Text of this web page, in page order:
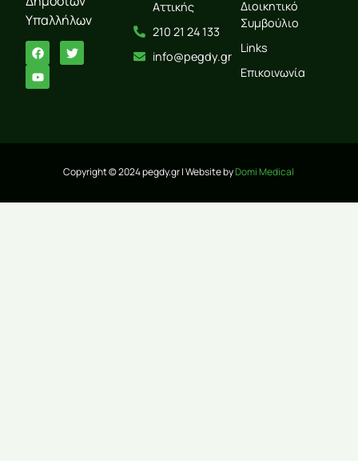
Υπαλλήλων
Αττικής
210 21 24 133
info@pegdy.gr
Διοικητικό
Συμβούλιο
Links
Επικοινωνία
Copyright © 2024 pegdy.gr | Website byDomi Medical